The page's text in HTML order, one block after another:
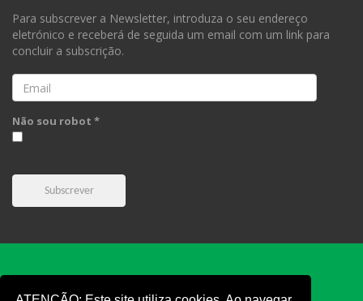
Para subscrever a Newsletter, introduza o seu endereço
eletrónico e receberá de seguida um email com um link para
concluir a subscrição.
Email
Não sou robot *
Subscrever